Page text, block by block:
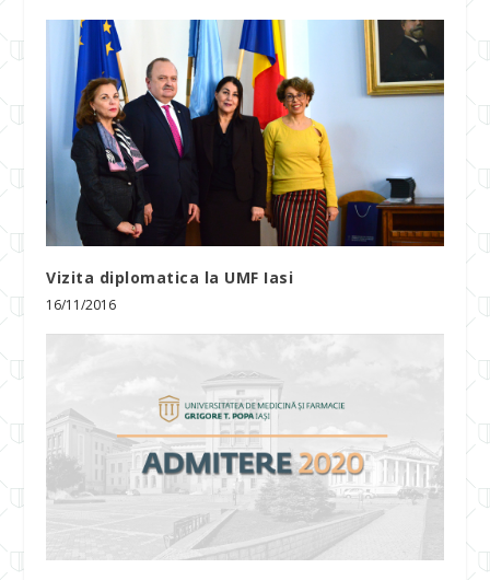
Vizita diplomatica la UMF Iasi
16/11/2016